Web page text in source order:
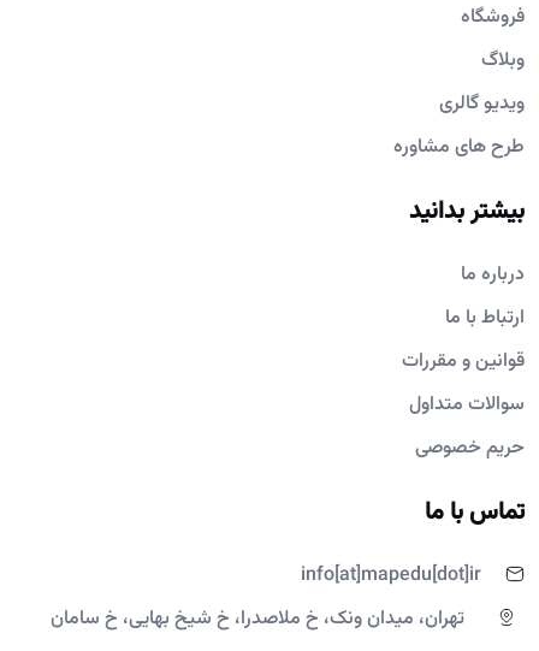
فروشگاه
وبلاگ
ویدیو گالری
طرح های مشاوره
بیشتر بدانید
درباره ما
ارتباط با ما
قوانین و مقررات
سوالات متداول
حریم خصوصی
تماس با ما
info[at]mapedu[dot]ir
تهران، میدان ونک، خ ملاصدرا، خ شیخ بهایی، خ سامان